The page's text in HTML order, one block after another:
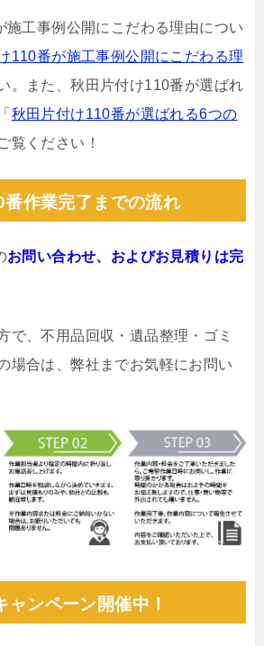
施工事例公開にこだわる理由につい
110番が施工事例公開にこだわる理
。また、秋田片付け110番が選ばれ
秋田片付け110番が選ばれる6つの
覧ください！
作業完了までの流れ
お問い合わせ、およびお見積りは完
で、不用品回収・遺品整理・ゴミ
場合は、弊社までお気軽にお問い
ャンペーン開催中！